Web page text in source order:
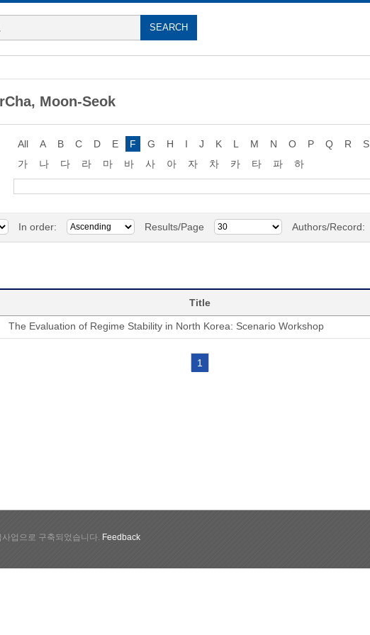
Moon-Seok
All A B C D E F G H I J K L M N O P Q R S
가
나 다 라 마 바 사 아 자 차 카 타 파
하
In order: Results/Page Authors/Record:
Title
The Evaluation of Regime Stability in North Korea: Scenario Workshop
1
업으로 구축되었습니다. Feedback